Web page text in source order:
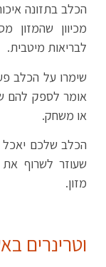
הכלב בתזונה
מכיוון
לבריאות מיטבית.
שימרו על הכלב
אומר לספק להם
או משחק.
הכלב שלכם
שעוזר לשרוף את
מזון.
וטרינרים